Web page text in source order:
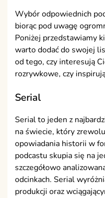
Wybór odpowiednich
biorąc pod uwagę
Poniżej przedstawiamy
warto dodać do swojej
od tego, czy interesują
rozrywkowe, czy
Serial
Serial to jeden z
na świecie, który
opowiadania historii w
podcastu skupia się na
szczegółowo
odcinkach. Serial
produkcji oraz